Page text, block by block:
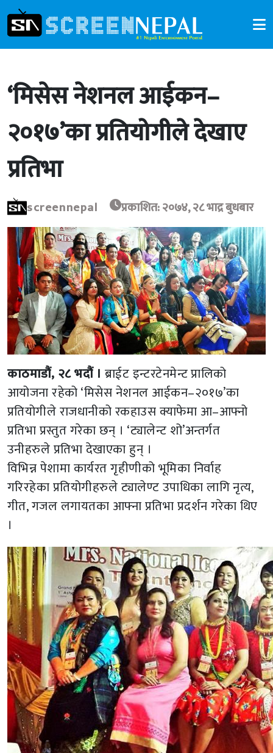
‘मिसेस नेशनल आईकन–
२०१७’का प्रतियोगीले देखाए
प्रतिभा
screennepal प्रकाशित: २०७४, २८ भाद्र बुधबार
काठमाडौं, २८ भदौं । ब्राईट इन्टरटेनमेन्ट प्रालिको
आयोजना रहेको ‘मिसेस नेशनल आईकन–२०१७’का
प्रतियोगीले राजधानीको रकहाउस क्याफेमा आ–आफ्नो
प्रतिभा प्रस्तुत गरेका छन् । ‘ट्यालेन्ट शो’अन्तर्गत
उनीहरुले प्रतिभा देखाएका हुन् ।
विभिन्न पेशामा कार्यरत गृहीणीको भूमिका निर्वाह
गरिरहेका प्रतियोगीहरुले ट्यालेण्ट उपाधिका लागि नृत्य,
गीत, गजल लगायतका आफ्ना प्रतिभा प्रदर्शन गरेका थिए
।